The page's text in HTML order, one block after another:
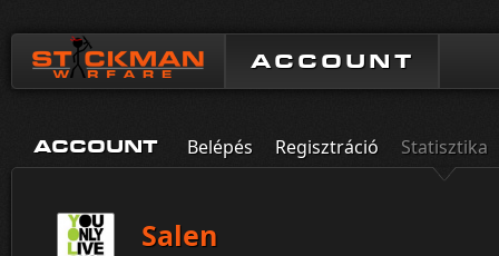
ACCOUNT
ACCOUNT Belépés Regisztráció Statisztika
Salen